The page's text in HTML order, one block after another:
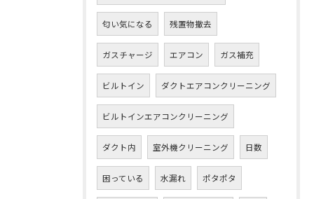
匂い気になる 残置物撤去
ガスチャージ エアコン ガス補充
ビルトイン ダクトエアコンクリーニング
ビルトインエアコンクリーニング
ダクト内 室外機クリーニング 日数
困っている 水漏れ ポタポタ